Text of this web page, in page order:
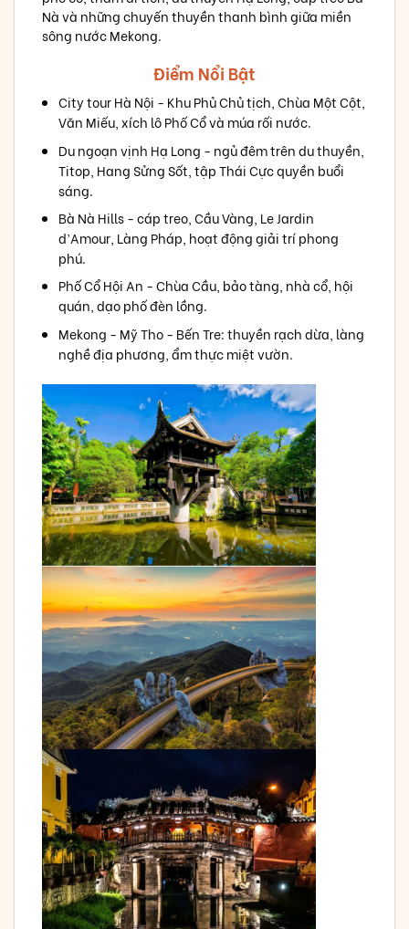
Nà và những chuyến thuyền thanh bình giữa miền
sông nước Mekong.
Điểm Nổi Bật
City tour Hà Nội - Khu Phủ Chủ tịch, Chùa Một Cột,
Văn Miếu, xích lô Phố Cổ và múa rối nước.
Du ngoạn vịnh Hạ Long - ngủ đêm trên du thuyền,
Titop, Hang Sửng Sốt, tập Thái Cực quyền buổi
sáng.
Bà Nà Hills - cáp treo, Cầu Vàng, Le Jardin
d’Amour, Làng Pháp, hoạt động giải trí phong
phú.
Phố Cổ Hội An - Chùa Cầu, bảo tàng, nhà cổ, hội
quán, dạo phố đèn lồng.
Mekong - Mỹ Tho - Bến Tre: thuyền rạch dừa, làng
nghề địa phương, ẩm thực miệt vườn.